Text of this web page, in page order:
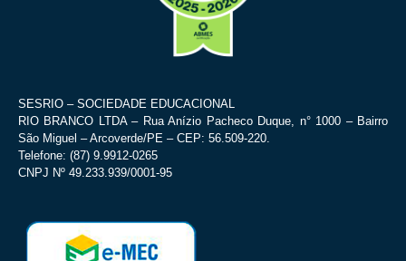
SESRIO – SOCIEDADE EDUCACIONAL
RIO BRANCO LTDA – Rua Anízio Pacheco Duque, n° 1000 – Bairro
São Miguel – Arcoverde/PE – CEP: 56.509-220.
Telefone: (87) 9.9912-0265
CNPJ Nº 49.233.939/0001-95